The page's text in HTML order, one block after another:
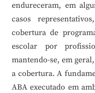
endureceram, em
casos
cobertura de
escolar por
mantendo-se, em
a cobertura. A
ABA executado em